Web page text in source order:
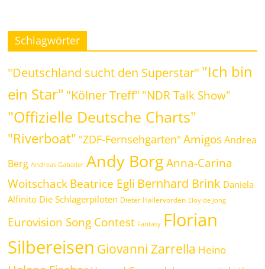
Schlagwörter
"Deutschland sucht den Superstar" "Ich bin
ein Star" "Kölner Treff" "NDR Talk Show"
"Offizielle Deutsche Charts"
"Riverboat" "ZDF-Fernsehgarten" Amigos Andrea
Berg Andreas Gabalier Andy Borg Anna-Carina
WoitschackBeatrice Egli Bernhard Brink Daniela
Alfinito Die Schlagerpiloten Dieter Hallervorden Eloy de Jong
Eurovision Song Contest Fantasy Florian
Silbereisen Giovanni Zarrella Heino